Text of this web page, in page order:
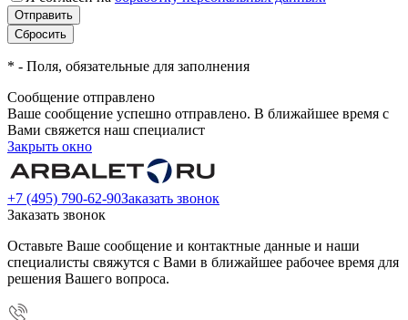
* - Поля, обязательные для заполнения
Сообщение отправлено
Ваше сообщение успешно отправлено. В ближайшее время с
Вами свяжется наш специалист
Закрыть окно
+7 (495) 790-62-90Заказать звонок
Заказать звонок
Оставьте Ваше сообщение и контактные данные и наши
специалисты свяжутся с Вами в ближайшее рабочее время для
решения Вашего вопроса.